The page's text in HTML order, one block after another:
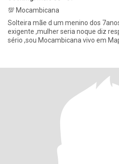
💯 Mocambicana
Solteira mãe d um menino dos
exigente ,mulher seria noque diz respeito a um
sério ,sou Mocambicana vivo em